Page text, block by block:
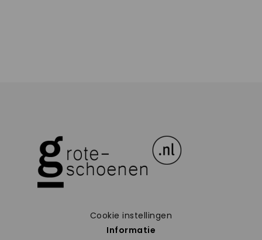
Cookie instellingen
Informatie